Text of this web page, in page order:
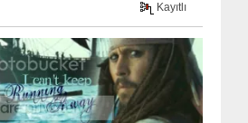
Kayıtlı